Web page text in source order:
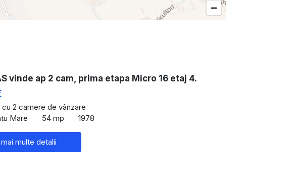
vinde ap 2 cam, prima etapa Micro 16 etaj 4.
2 camere de vânzare
Mare
54 mp 1978
multe detalii